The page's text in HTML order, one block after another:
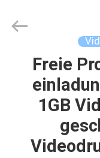
HAUS
PRODUKTE
ÜBER
Ltd..
Freie
1GB